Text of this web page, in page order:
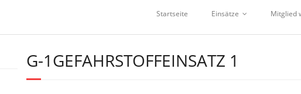
Startseite Einsätze Mitglied
G-1GEFAHRSTOFFEINSATZ 1